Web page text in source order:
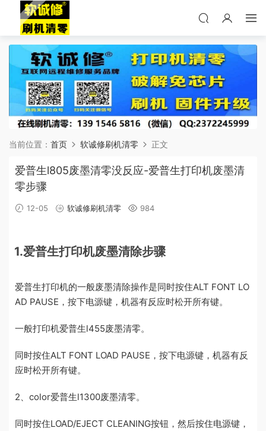
当前位置： 首页 软诚修刷机清零 正文
爱普生l805废墨清零没反应-爱普生打印机废墨清
零步骤
12-05 软诚修刷机清零 984
1.爱普生打印机废墨清除步骤
爱普生打印机的一般废墨清除操作是同时按住ALT FONT LO
AD PAUSE，按下电源键，机器有反应时松开所有键。
一般打印机爱普生l455废墨清零。
同时按住ALT FONT LOAD PAUSE，按下电源键，机器有反
应时松开所有键。
2、color爱普生l1300废墨清零。
同时按住LOAD/EJECT CLEANING按钮，然后按住电源键，